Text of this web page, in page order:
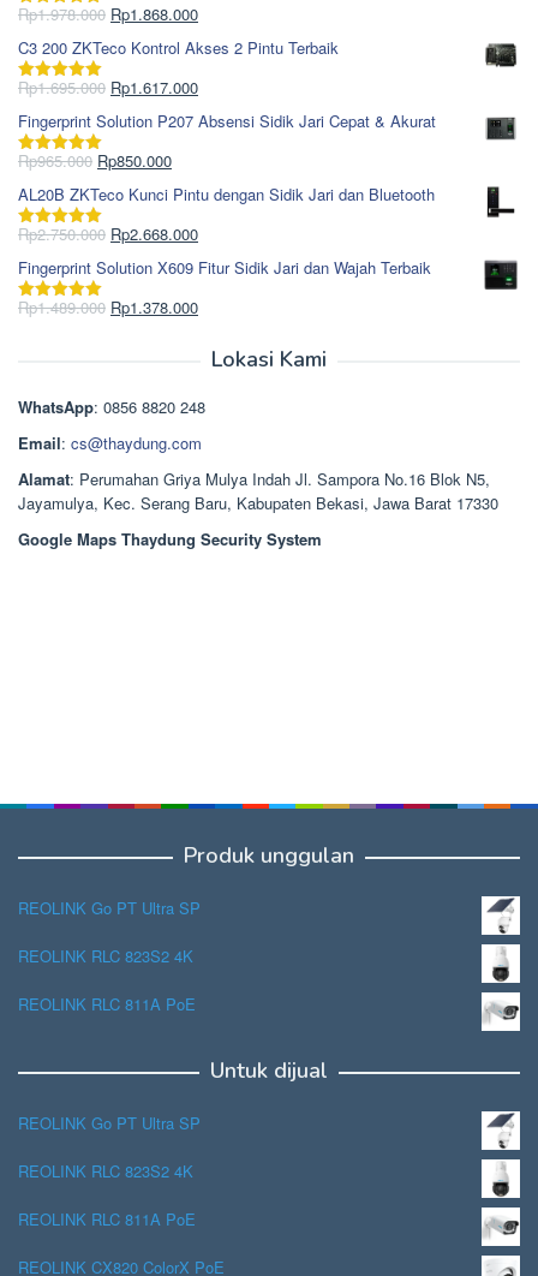
Dinilai5.00
Rp1.978.000 Harga
aslinya
adalah:
Rp1.978.000.
Rp1.868.000Harga
saat
ini
adalah:
C3 200 ZKTeco Kontrol Akses 2 Pintu Terbaik
Dinilai5.00
Rp1.695.000 Harga
aslinya
adalah:
Rp1.695.000.
Rp1.617.000Harga
saat
ini
Fingerprint Solution P207 Absensi Sidik Jari Cepat & Akurat
Dinilai5.00
Rp965.000 Harga
aslinya
adalah:
Rp965.000.
Rp850.000Harga
saat
ini
adalah:
AL20B ZKTeco Kunci Pintu dengan Sidik Jari dan Bluetooth
Dinilai5.00
Rp2.750.000 Harga
aslinya
adalah:
Rp2.750.000.
Rp2.668.000Harga
saat
ini
adalah:
Fingerprint Solution X609 Fitur Sidik Jari dan Wajah Terbaik
Dinilai5.00
Rp1.489.000 Harga
Rp1.378.000Harga
Rp1.378.000.
Lokasi Kami
WhatsApp: 0856 8820 248
Email: cs@thaydung.com
Alamat: Perumahan Griya Mulya Indah Jl. Sampora No.16 Blok N5,
Jayamulya, Kec. Serang Baru, Kabupaten Bekasi, Jawa Barat 17330
Google Maps Thaydung Security System
Produk unggulan
REOLINK Go PT Ultra SP
REOLINK RLC 823S2 4K
REOLINK RLC 811A PoE
Untuk dijual
REOLINK Go PT Ultra SP
REOLINK RLC 823S2 4K
REOLINK RLC 811A PoE
REOLINK CX820 ColorX PoE